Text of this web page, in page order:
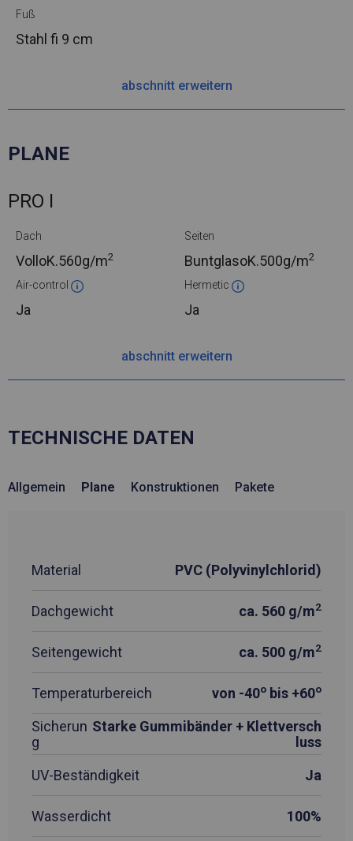
Fuß
Stahl fi 9 cm
abschnitt erweitern
PLANE
PRO I
Dach
VolloK.560g/m2
Seiten
BuntglasoK.500g/m2
Air-control
Ja
Hermetic
Ja
abschnitt erweitern
TECHNISCHE DATEN
Allgemein Plane Konstruktionen Pakete
Material PVC (Polyvinylchlorid)
Dachgewicht ca. 560 g/m2
Seitengewicht ca. 500 g/m2
Temperaturbereich von -40o bis +60o
Sicherun
g
Starke Gummibänder + Klettversch
luss
UV-Beständigkeit
Ja
Wasserdicht 100%